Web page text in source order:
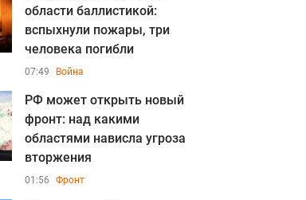
области баллистикой:
вспыхнули пожары, три
человека погибли
07:49 Война
РФ может открыть новый
фронт: над какими
областями нависла угроза
вторжения
01:56 Фронт